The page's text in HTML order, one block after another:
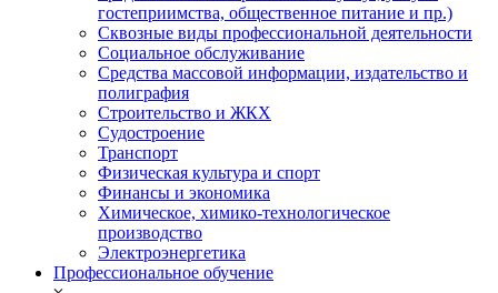
гостеприимства, общественное питание и пр.)
Сквозные виды профессиональной деятельности
Социальное обслуживание
Средства массовой информации, издательство и
полиграфия
Строительство и ЖКХ
Судостроение
Транспорт
Физическая культура и спорт
Финансы и экономика
Химическое, химико-технологическое
производство
Электроэнергетика
Профессиональное обучение